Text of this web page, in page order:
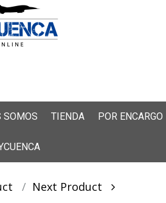
SOMOS TIENDA POR ENCARGO
Next Product